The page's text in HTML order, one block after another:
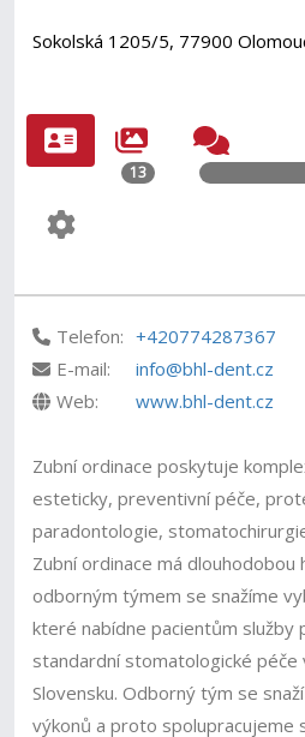
Sokolská 1205/5, 77900
13
Telefon: +420774287367
E-mail:
info@bhl-dent.cz
Web:
www.bhl-dent.cz
Zubní ordinace poskytuje
esteticky, preventivní péče,
paradontologie,
Zubní ordinace má dlouhodobou
odborným týmem se snažíme
které nabídne pacientům služby
standardní stomatologické péče
Slovensku. Odborný tým se
výkonů a proto spolupracujeme